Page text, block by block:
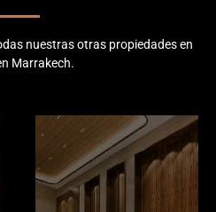
nuestras otras propiedades en
Marrakech.